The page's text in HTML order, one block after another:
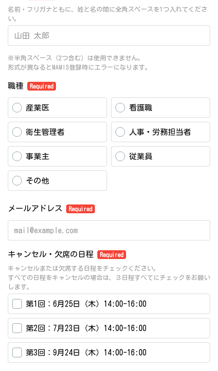
名前・フリガナともに、姓と名の間に全角スペースを1つ入れてくださ
い。
※半角スペース（2つ含む）は使用できません。
形式が異なるとMAMIS登録時にエラーになります。
職種 Required
産業医 看護職
衛生管理者 人事・労務担当者
事業主 従業員
その他
メールアドレス Required
キャンセル・欠席の日程 Required
キャンセルまたは欠席する日程をチェックください。
すべての日程をキャンセルの場合は、３日程すべてにチェックをお願い
します。
第1回：6月25日（木）14:00-16:00
第2回：7月23日（木）14:00-16:00
第3回：9月24日（木）14:00-16:00